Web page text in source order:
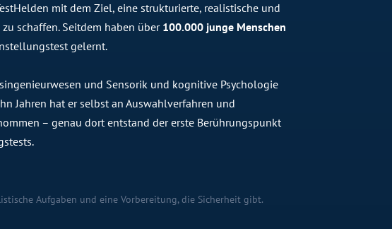
mit dem Ziel, eine strukturierte, realistische und
schaffen. Seitdem haben über 100.000 junge Menschen
gelernt.
und Sensorik und kognitive Psychologie
Jahren hat er selbst an Auswahlverfahren und
– genau dort entstand der erste Berührungspunkt
Aufgaben und eine Vorbereitung, die Sicherheit gibt.